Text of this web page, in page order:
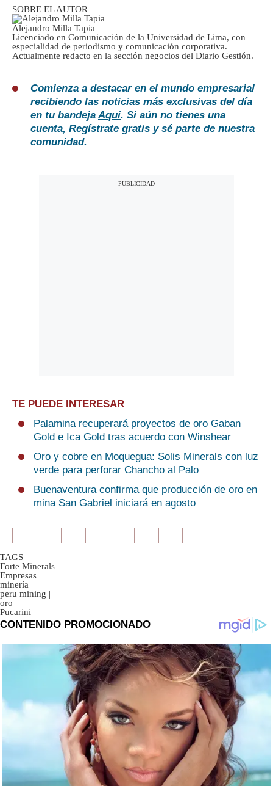
SOBRE EL AUTOR
Alejandro Milla Tapia
Licenciado en Comunicación de la Universidad de Lima, con
especialidad de periodismo y comunicación corporativa.
Actualmente redacto en la sección negocios del Diario Gestión.
Comienza a destacar en el mundo empresarial
recibiendo las noticias más exclusivas del día
en tu bandejaAquí. Si aún no tienes una
cuenta, Regístrate gratis y sé parte de nuestra
comunidad.
TE PUEDE INTERESAR
Palamina recuperará proyectos de oro Gaban
Gold e Ica Gold tras acuerdo con Winshear
Oro y cobre en Moquegua: Solis Minerals con luz
verde para perforar Chancho al Palo
Buenaventura confirma que producción de oro en
mina San Gabriel iniciará en agosto
TAGS
Forte Minerals |
Empresas |
minería |
peru mining |
oro |
Pucarini